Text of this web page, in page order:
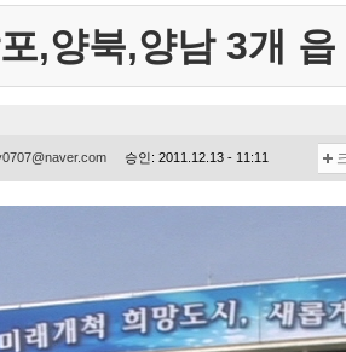
,양북,양남 3개
승인: 2011.12.13 - 11:11